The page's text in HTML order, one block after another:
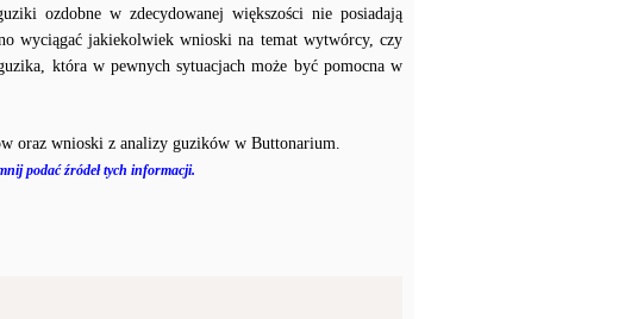
ozdobne w zdecydowanej większości nie posiadają
wyciągać jakiekolwiek wnioski na temat wytwórcy, czy
która w pewnych sytuacjach może być pomocna w
oraz wnioski z analizy guzików w Buttonarium.
podać źródeł tych informacji.